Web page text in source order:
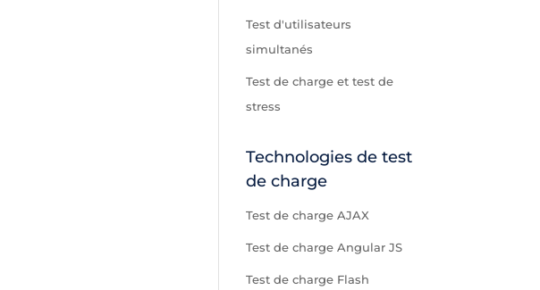
Test d'utilisateurs
simultanés
Test de charge et test de
stress
Technologies de test
de charge
Test de charge AJAX
Test de charge Angular JS
Test de charge Flash